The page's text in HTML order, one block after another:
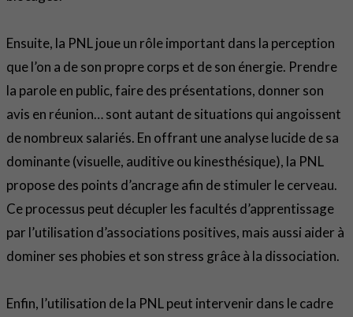
Ensuite, la PNL joue un rôle important dans la perception
que l’on a de son propre corps et de son énergie. Prendre
la parole en public, faire des présentations, donner son
avis en réunion… sont autant de situations qui angoissent
de nombreux salariés. En offrant une analyse lucide de sa
dominante (visuelle, auditive ou kinesthésique), la PNL
propose des points d’ancrage afin de stimuler le cerveau.
Ce processus peut décupler les facultés d’apprentissage
par l’utilisation d’associations positives, mais aussi aider à
dominer ses phobies et son stress grâce à la dissociation.
Enfin, l’utilisation de la PNL peut intervenir dans le cadre